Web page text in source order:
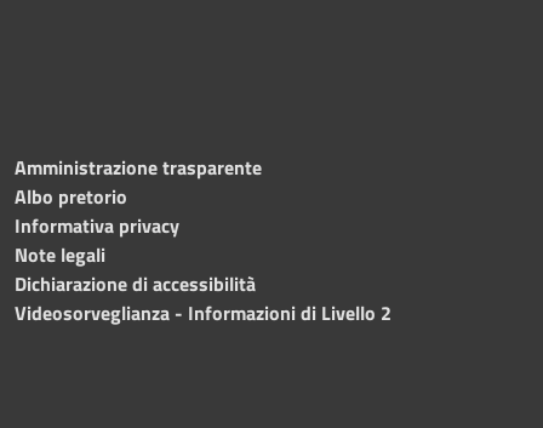
Amministrazione trasparente
Albo pretorio
Informativa privacy
Note legali
Dichiarazione di accessibilità
Videosorveglianza - Informazioni di Livello 2